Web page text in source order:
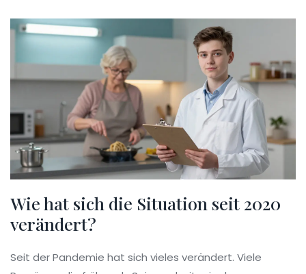
Wie hat sich die Situation seit 2020
verändert?
Seit der Pandemie hat sich vieles verändert. Viele